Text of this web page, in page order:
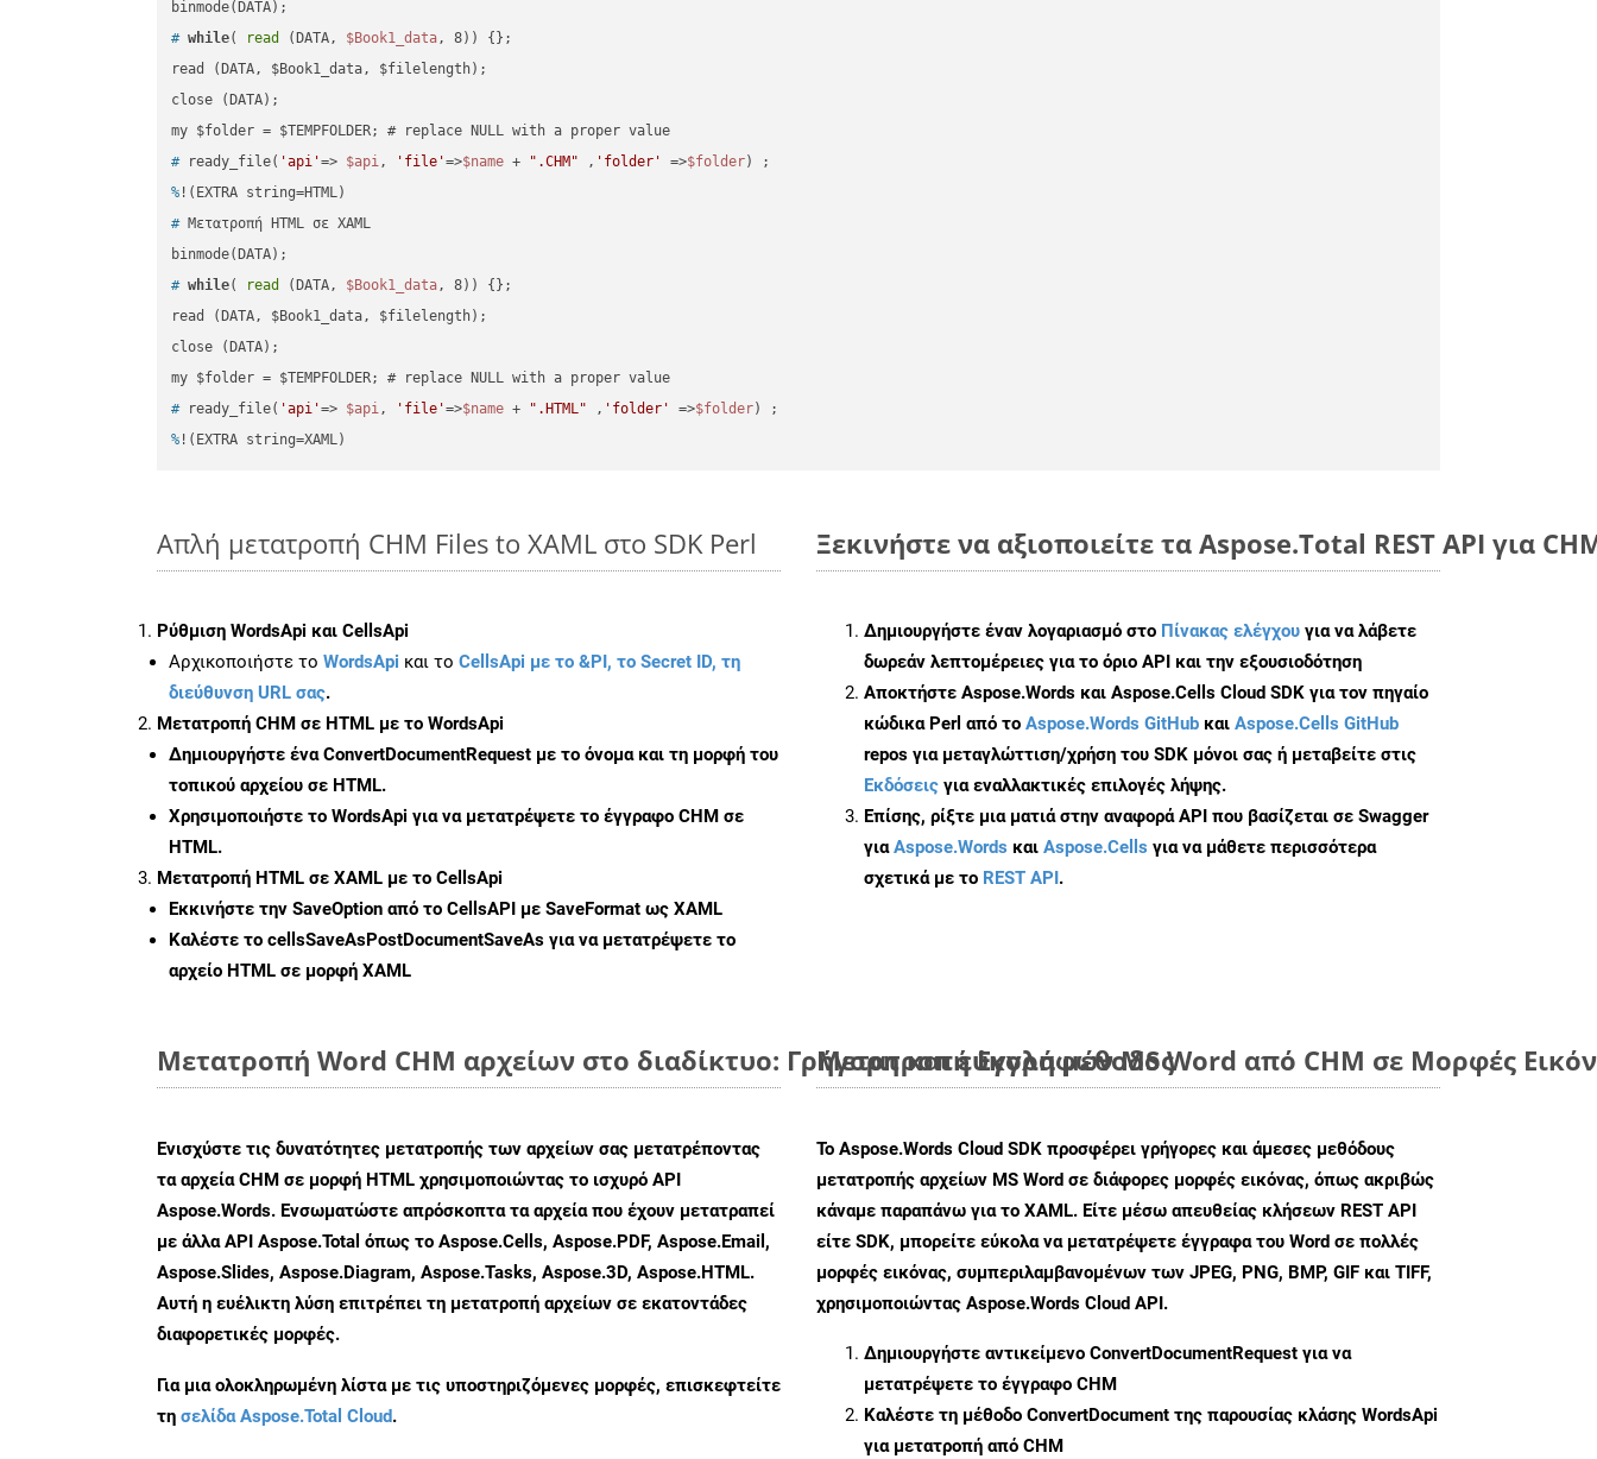
# while( read (DATA, $Book1_data, 8)) {};
read (DATA, $Book1_data, $filelength);
close (DATA);
# ready_file( 'api'=> $api, 'file'=>$name + ".CHM" , 'folder' =>$folder) ;
% !(EXTRA string=HTML)
# Μετατροπή HTML σε XAML
# while( read (DATA, $Book1_data, 8)) {};
read (DATA, $Book1_data, $filelength);
close (DATA);
# ready_file( 'api'=> $api, 'file'=>$name + ".HTML" , 'folder' =>$folder) ;
% !(EXTRA string=XAML)
Απλή μετατροπή CHM Files to XAML στο SDK Perl
Ρύθμιση WordsApi και CellsApi
Αρχικοποιήστε το WordsApi και το CellsApi με το &PI, το Secret ID, τη
διεύθυνση URL σας.
Μετατροπή CHM σε HTML με το WordsApi
Δημιουργήστε έναConvertDocumentRequest με το όνομα και τη μορφή του
τοπικού αρχείου σε HTML.
Χρησιμοποιήστε το WordsApi για να μετατρέψετε το έγγραφο CHM σε
HTML.
Μετατροπή HTML σε XAML με το CellsApi
Εκκινήστε την SaveOption από το CellsAPI με SaveFormat ως XAML
Καλέστε το cellsSaveAsPostDocumentSaveAs για να μετατρέψετε το
αρχείο HTML σε μορφή XAML
Ξεκινήστε να αξιοποιείτε τα Aspose.Total REST API για
Δημιουργήστε έναν λογαριασμό στο Πίνακας ελέγχου για να λάβετε
δωρεάν λεπτομέρειες για το όριο API και την εξουσιοδότηση
Αποκτήστε Aspose.Words και Aspose.Cells Cloud SDK για τον πηγαίο
κώδικα Perl από το Aspose.Words GitHub και Aspose.Cells GitHub
repos για μεταγλώττιση/χρήση του SDK μόνοι σας ή μεταβείτε στις
Εκδόσεις για εναλλακτικές επιλογές λήψης.
Επίσης, ρίξτε μια ματιά στην αναφορά API που βασίζεται σε Swagger
γιαAspose.Words και Aspose.Cells για να μάθετε περισσότερα
σχετικά με το REST API.
Μετατροπή Word CHM αρχείων στο διαδίκτυο: Γρήγορη και εύκολη μέθοδος
Ενισχύστε τις δυνατότητες μετατροπής των αρχείων σας μετατρέποντας
τα αρχεία CHM σε μορφή HTML χρησιμοποιώντας το ισχυρό API
Aspose.Words. Ενσωματώστε απρόσκοπτα τα αρχεία που έχουν μετατραπεί
με άλλα API Aspose.Total όπως το Aspose.Cells, Aspose.PDF, Aspose.Email,
Aspose.Slides, Aspose.Diagram, Aspose.Tasks, Aspose.3D, Aspose.HTML.
Αυτή η ευέλικτη λύση επιτρέπει τη μετατροπή αρχείων σε εκατοντάδες
διαφορετικές μορφές.
Για μια ολοκληρωμένη λίστα με τις υποστηριζόμενες μορφές, επισκεφτείτε
τη σελίδα Aspose.Total Cloud.
Μετατροπή Εγγράφων MS Word από CHM σε Μορφές
Το Aspose.Words Cloud SDK προσφέρει γρήγορες και άμεσες μεθόδους
μετατροπής αρχείων MS Word σε διάφορες μορφές εικόνας, όπως ακριβώς
κάναμε παραπάνω για το XAML. Είτε μέσω απευθείας κλήσεων REST API
είτε SDK, μπορείτε εύκολα να μετατρέψετε έγγραφα του Word σε πολλές
μορφές εικόνας, συμπεριλαμβανομένων των JPEG, PNG, BMP, GIF και TIFF,
χρησιμοποιώντας Aspose.Words Cloud API.
Δημιουργήστε αντικείμενο ConvertDocumentRequest για να
μετατρέψετε το έγγραφο CHM
Καλέστε τη μέθοδο ConvertDocument της παρουσίας κλάσης WordsApi
για μετατροπή από CHM